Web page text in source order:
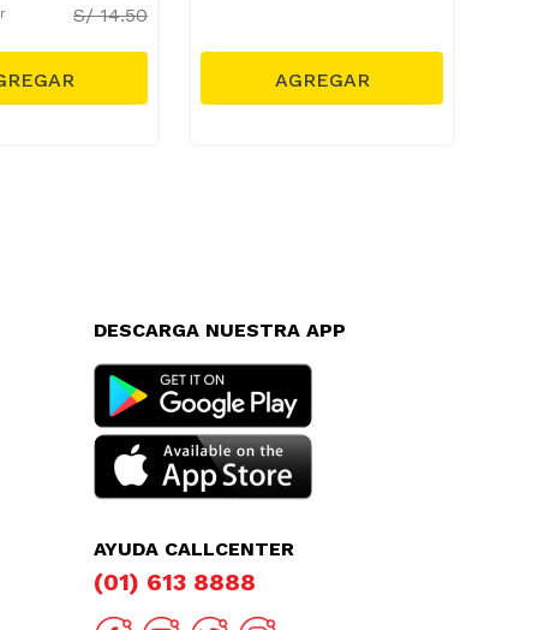
S/14.50
DESCARGA NUESTRA APP
AYUDA CALLCENTER
(01) 613 8888